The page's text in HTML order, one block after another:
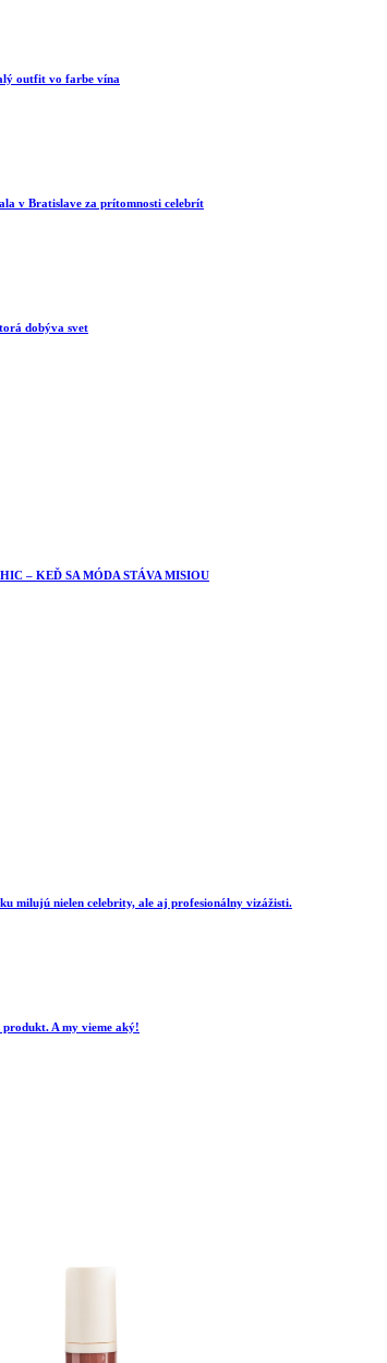
outfit vo farbe vína
v Bratislave za prítomnosti celebrít
dobýva svet
– KEĎ SA MÓDA STÁVA MISIOU
milujú nielen celebrity, ale aj profesionálny vizážisti.
A my vieme aký!